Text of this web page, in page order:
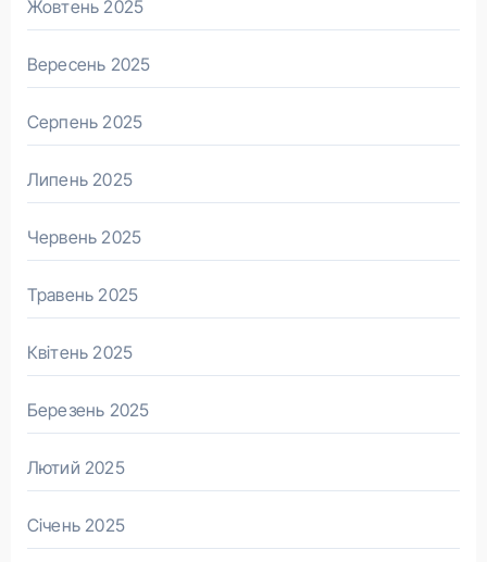
Жовтень 2025
Вересень 2025
Серпень 2025
Липень 2025
Червень 2025
Травень 2025
Квітень 2025
Березень 2025
Лютий 2025
Січень 2025